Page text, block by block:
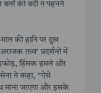
बलों की वर्दी न पहनने
माल की हानि पर दुख
तत्व’ प्रदर्शनों में
हिंसक हमले और
ने कहा, “ऐसे
माना जाएगा और इसके